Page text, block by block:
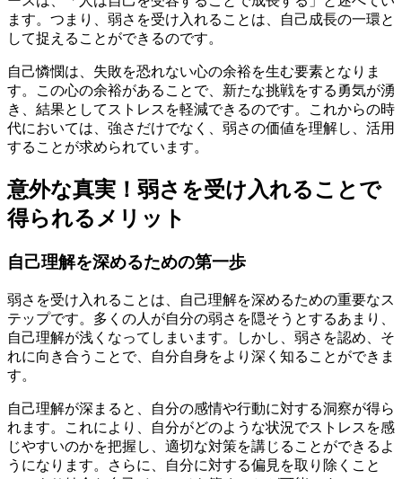
ます。つまり、弱さを受け入れることは、自己成長の一環と
して捉えることができるのです。
自己憐憫は、失敗を恐れない心の余裕を生む要素となりま
す。この心の余裕があることで、新たな挑戦をする勇気が湧
き、結果としてストレスを軽減できるのです。これからの時
代においては、強さだけでなく、弱さの価値を理解し、活用
することが求められています。
意外な真実！弱さを受け入れることで
得られるメリット
自己理解を深めるための第一歩
弱さを受け入れることは、自己理解を深めるための重要なス
テップです。多くの人が自分の弱さを隠そうとするあまり、
自己理解が浅くなってしまいます。しかし、弱さを認め、そ
れに向き合うことで、自分自身をより深く知ることができま
す。
自己理解が深まると、自分の感情や行動に対する洞察が得ら
れます。これにより、自分がどのような状況でストレスを感
じやすいのかを把握し、適切な対策を講じることができるよ
うになります。さらに、自分に対する偏見を取り除くこと